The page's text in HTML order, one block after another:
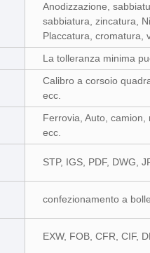
Anodizzazione,
sabbiatura, zincatura,
Placcatura, cromatura,
La tolleranza minima
Calibro a corsoio
ecc.
Ferrovia, Auto,
ecc.
STP, IGS, PDF, DWG,
confezionamento a
EXW, FOB, CFR, CIF,